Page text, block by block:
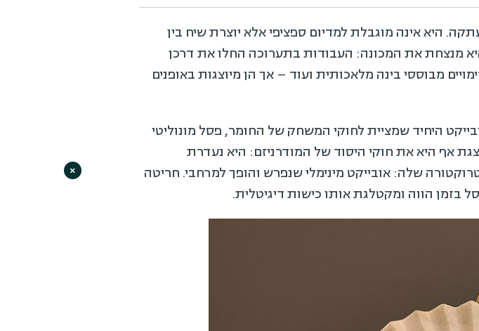
היא אינה מוגבלת למדיום ספציפי אלא יוצרת שיח בין
מנצחת את המכונה: העבודות בתערוכה החלו את דרכן
מבוססי בינה מלאכותית ועוד – אך הן מיוצגות באופנים
היחיד שמציית לחוקי המשחק של החומר, פסל מונוליטי
אף היא את חוקי היסוד של המודרניזם: היא נעדרת
שלה: אובייקט מינימלי שנפרש והופך למרחבי. חריטה
הווה ומקטלגת אותו כישות דיגיטלית.
×